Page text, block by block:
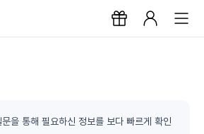
을 통해 필요하신 정보를 보다 빠르게 확인